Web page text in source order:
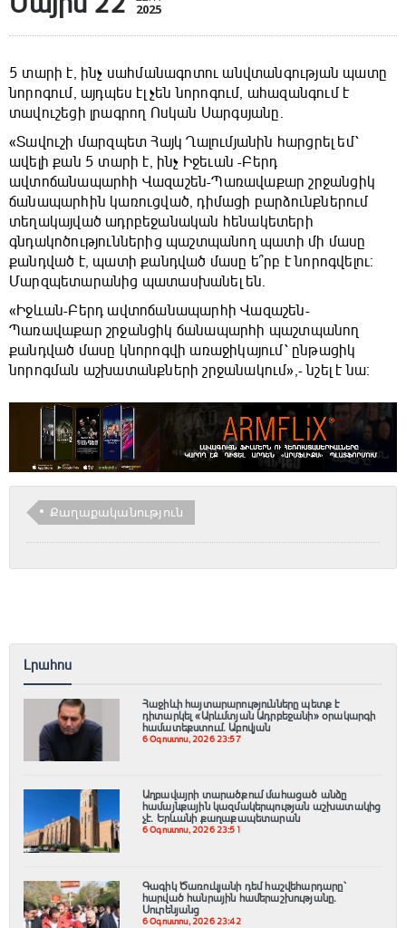
2025
5 տարի է, ինչ սահմանագոտու անվտանգության պատը
նորոգում, այդպես էլ չեն նորոգում, ահազանգում է
տավուշեցի լրագրող Ոսկան Սարգսյանը.
«Տավուշի մարզպետ Հայկ Ղալումյանին հարցրել եմ՝
ավելի քան 5 տարի է, ինչ Իջեւան -Բերդ
ավտոճանապարհի Վազաշեն-Պառավաքար շրջանցիկ
ճանապարհին կառուցված, դիմացի բարձունքներում
տեղակայված ադրբեջանական հենակետերի
գնդակոծություններից պաշտպանող պատի մի մասը
քանդված է, պատի քանդված մասը ե՞րբ է նորոգվելու։
Մարզպետարանից պատասխանել են․
«Իջևան-Բերդ ավտոճանապարհի Վազաշեն-
Պառավաքար շրջանցիկ ճանապարհի պաշտպանող
քանդված մասը կնորոգվի առաջիկայում՝ ընթացիկ
նորոգման աշխատանքների շրջանակում»,- նշել է նա։
Քաղաքականություն
Լրահոս
Հաջիևի հայտարարությունները պետք է
դիտարկել «Արևմտյան Ադրբեջանի» օրակարգի
համատեքստում․ Աբովյան
6 Օգոստոս, 2026 23:57
Աղբավայրի տարածքում մահացած անձը
համայնքային կազմակերպության աշխատակից
չէ․ Երևանի քաղաքապետարան
6 Օգոստոս, 2026 23:51
Գագիկ Ծառուկյանի դեմ հաշվեհարդարը՝
հարված հանրային համերաշխությանը.
Սուրենյանց
6 Օգոստոս, 2026 23:42